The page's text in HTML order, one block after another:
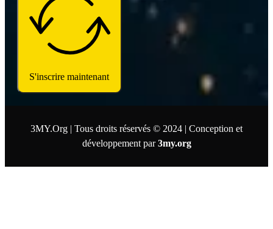
S'inscrire maintenant
3MY.Org | Tous droits réservés © 2024 | Conception et
développement par3my.org